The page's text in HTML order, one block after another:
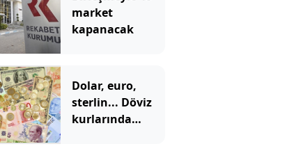
market
kapanacak
Dolar, euro,
sterlin... Döviz
kurlarında